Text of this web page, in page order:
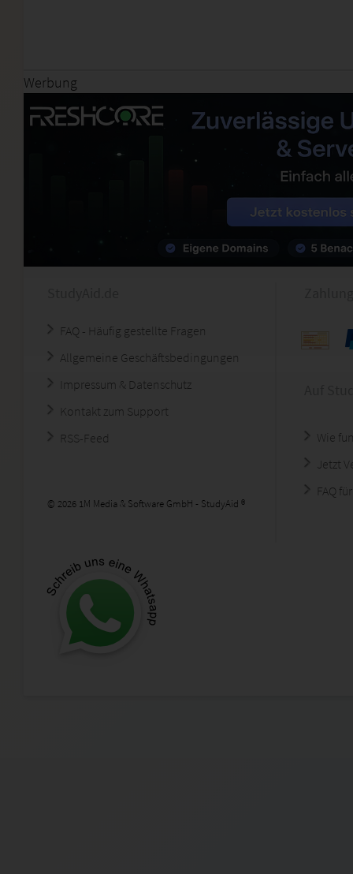
Werbung
FAQ - Häufig gestellte Fragen
Allgemeine Geschäftsbedingungen
Impressum & Datenschutz
Kontakt zum Support
RSS-Feed
© 2026 1M Media & Software GmbH - StudyAid ®
Wie
Jetzt
FAQ